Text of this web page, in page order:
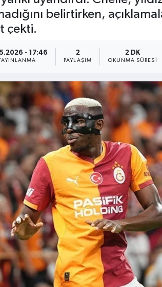
belirtirken,
çekti.
- 17:46 2
PAYLAŞIM
2 DK
OKUNMA SÜRESI